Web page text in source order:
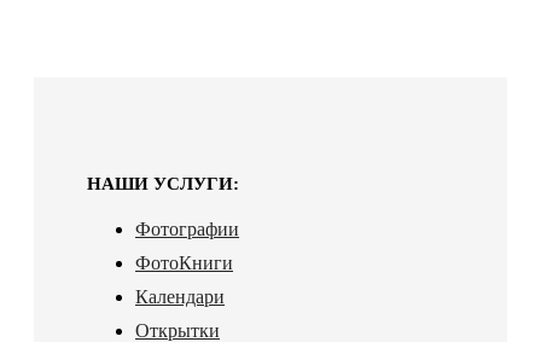
НАШИ УСЛУГИ:
Фотографии
ФотоКниги
Календари
Открытки